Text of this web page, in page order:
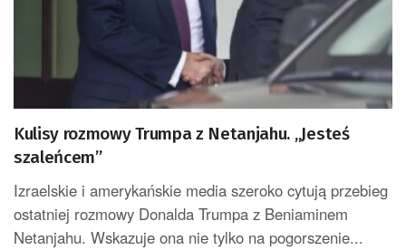
Kulisy rozmowy Trumpa z Netanjahu. „Jesteś
szaleńcem”
Izraelskie i amerykańskie media szeroko cytują przebieg
ostatniej rozmowy Donalda Trumpa z Beniaminem
Netanjahu. Wskazuje ona nie tylko na pogorszenie...